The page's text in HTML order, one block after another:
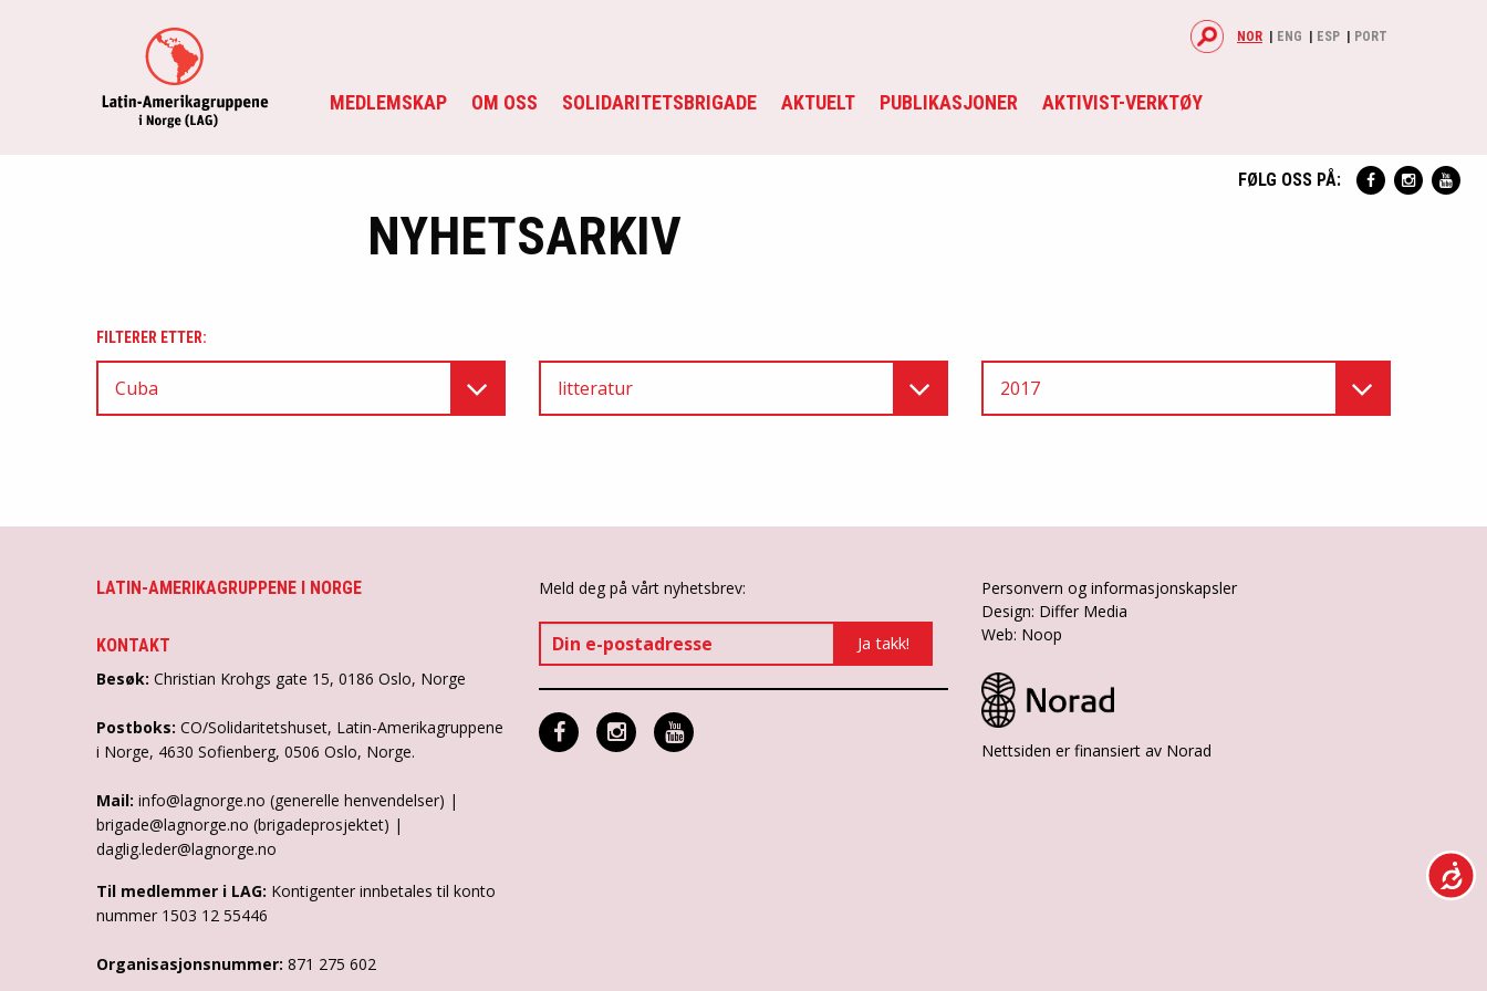
MEDLEMSKAP OM OSS SOLIDARITETSBRIGADE AKTUELT PUBLIKASJONER AKTIVIST-VERKTØY
NOR ENG ESP PORT
FØLG OSS PÅ:
NYHETSARKIV
FILTERER ETTER:
Cuba litteratur 2017
LATIN-AMERIKAGRUPPENE I NORGE
KONTAKT
Besøk: Christian Krohgs gate 15, 0186 Oslo, Norge
Postboks: CO/Solidaritetshuset, Latin-Amerikagruppene
i Norge, 4630 Sofienberg, 0506 Oslo, Norge.
Mail: info@lagnorge.no (generelle henvendelser) |
brigade@lagnorge.no (brigadeprosjektet) |
daglig.leder@lagnorge.no
Til medlemmer i LAG: Kontigenter innbetales til konto
nummer 1503 12 55446
Organisasjonsnummer: 871 275 602
Meld deg på vårt nyhetsbrev:
Personvern og informasjonskapsler
Design: Differ Media
Web: Noop
Nettsiden er finansiert av Norad